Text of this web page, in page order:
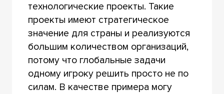
технологические проекты. Такие
проекты имеют стратегическое
значение для страны и реализуются
большим количеством организаций,
потому что глобальные задачи
одному игроку решить просто не по
силам. В качестве примера могу